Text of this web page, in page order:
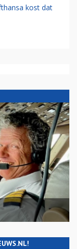
kost dat